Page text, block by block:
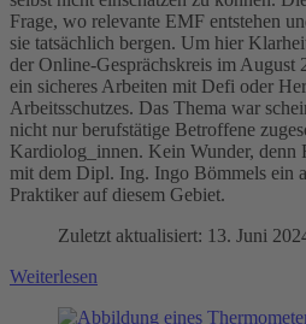
Frage, wo relevante EMF entstehen
sie tatsächlich bergen. Um hier
der Online-Gesprächskreis im August
ein sicheres Arbeiten mit Defi oder
Arbeitsschutzes. Das Thema war
nicht nur berufstätige Betroffene
Kardiolog_innen. Kein Wunder, denn
mit dem Dipl. Ing. Ingo Bömmels ein
Praktiker auf diesem Gebiet.
Zuletzt aktualisiert: 13. Juni
Weiterlesen